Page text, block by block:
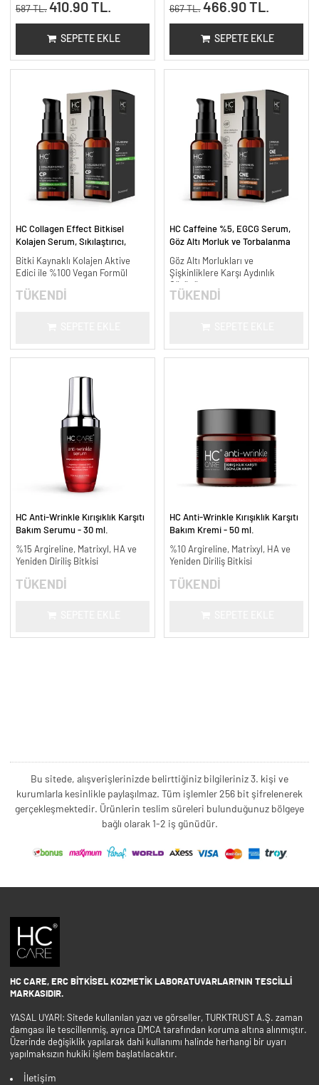
587 TL. 410.90 TL.
SEPETE EKLE
667 TL. 466.90 TL.
SEPETE EKLE
HC Collagen Effect Bitkisel
Kolajen Serum, Sıkılaştırıcı,
Bitki Kaynaklı Kolajen Aktive
Edici ile %100 Vegan Formül
TÜKENDİ
HC Caffeine %5, EGCG Serum,
Göz Altı Morluk ve Torbalanma
Göz Altı Morlukları ve
Şişkinliklere Karşı Aydınlık
TÜKENDİ
HC Anti-Wrinkle Kırışıklık Karşıtı
Bakım Serumu - 30 ml.
%15 Argireline, Matrixyl, HA ve
Yeniden Diriliş Bitkisi
TÜKENDİ
HC Anti-Wrinkle Kırışıklık Karşıtı
Bakım Kremi - 50 ml.
%10 Argireline, Matrixyl, HA ve
Yeniden Diriliş Bitkisi
TÜKENDİ
Bu sitede, alışverişlerinizde belirttiğiniz bilgileriniz 3. kişi ve
kurumlarla kesinlikle paylaşılmaz. Tüm işlemler 256 bit şifrelenerek
gerçekleşmektedir. Ürünlerin teslim süreleri bulunduğunuz bölgeye
bağlı olarak 1-2 iş günüdür.
HC CARE, ERC BITKISEL KOZMETIK LABORATUVARLARI'NIN TESCILLI
MARKASIDIR.
YASAL UYARI: Sitede kullanılan yazı ve görseller, TURKTRUST A.Ş. zaman
damgası ile tescillenmiş, ayrıca DMCA tarafından koruma altına alınmıştır.
Üzerinde değişiklik yapılarak dahi kullanımı halinde herhangi bir uyarı
yapılmaksızın hukiki işlem başlatılacaktır.
İletişim